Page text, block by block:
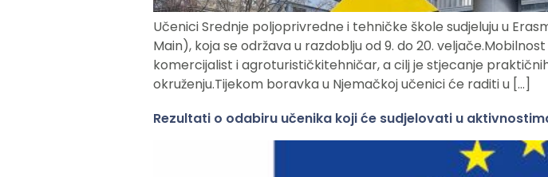
Učenici Srednje poljoprivredne i tehničke škole sudjeluju u
Main), koja se održava u razdoblju od 9. do 20.
komercijalist i agroturističkitehničar, a cilj je stjecanje
okruženju.Tijekom boravka u Njemačkoj učenici će raditi u […]
Rezultati o odabiru učenika koji će sudjelovati u